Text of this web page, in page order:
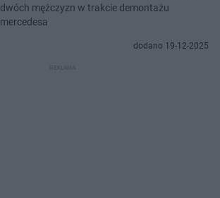
dwóch mężczyzn w trakcie demontażu
mercedesa
dodano 19-12-2025